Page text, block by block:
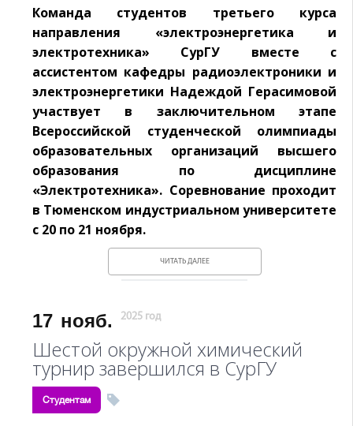
Команда студентов третьего курса
направления «электроэнергетика и
электротехника» СурГУ вместе с
ассистентом кафедры радиоэлектроники и
электроэнергетики Надеждой Герасимовой
участвует в заключительном этапе
Всероссийской студенческой олимпиады
образовательных организаций высшего
образования по дисциплине
«Электротехника». Соревнование проходит
в Тюменском индустриальном университете
с 20 по 21 ноября.
ЧИТАТЬ ДАЛЕЕ
17 нояб. 2025 год
Шестой окружной химический
турнир завершился в СурГУ
Студентам